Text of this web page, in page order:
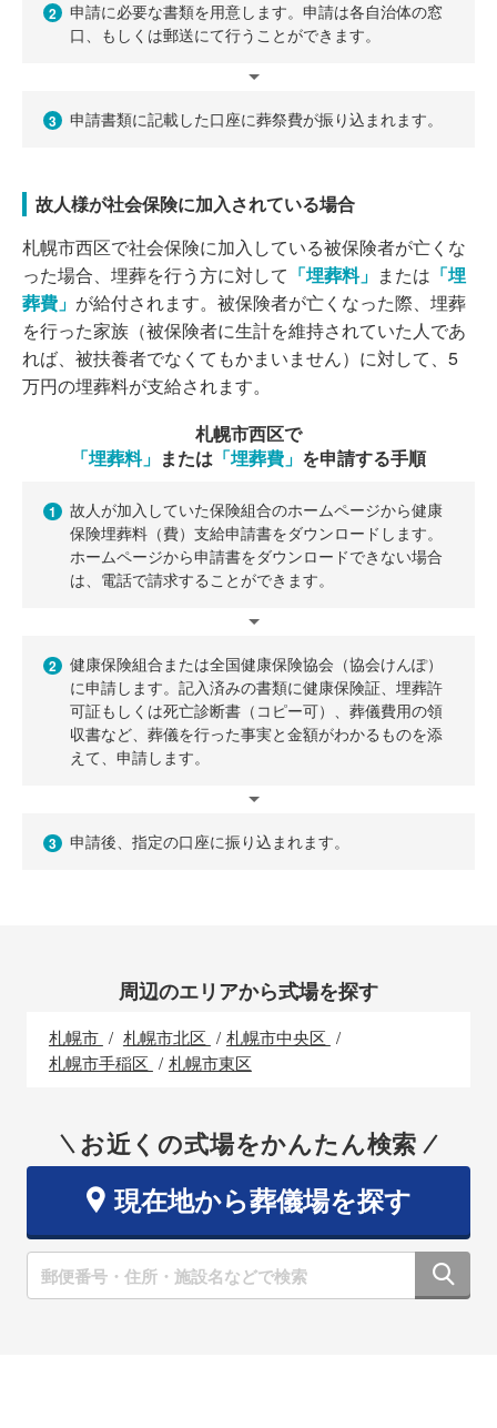
2
申請に必要な書類を用意します。申請は各自治体の窓
口、もしくは郵送にて行うことができます。
3 申請書類に記載した口座に葬祭費が振り込まれます。
故人様が社会保険に加入されている場合
札幌市西区で社会保険に加入している被保険者が亡くな
った場合、埋葬を行う方に対して 「埋葬料」 または 「埋
葬費」 が給付されます。被保険者が亡くなった際、埋葬
を行った家族（被保険者に生計を維持されていた人であ
れば、被扶養者でなくてもかまいません）に対して、5
万円の埋葬料が支給されます。
札幌市西区で
「埋葬料」 または 「埋葬費」 を申請する手順
1
故人が加入していた保険組合のホームページから健康
保険埋葬料（費）支給申請書をダウンロードします。
ホームページから申請書をダウンロードできない場合
は、電話で請求することができます。
2
健康保険組合または全国健康保険協会（協会けんぽ）
に申請します。記入済みの書類に健康保険証、埋葬許
可証もしくは死亡診断書（コピー可）、葬儀費用の領
収書など、葬儀を行った事実と金額がわかるものを添
えて、申請します。
3 申請後、指定の口座に振り込まれます。
周辺のエリアから式場を探す
札幌市 札幌市北区
札幌市中央区
札幌市手稲区
札幌市東区
お近くの式場をかんたん検索
現在地から葬儀場を探す